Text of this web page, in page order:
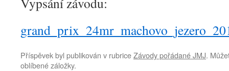
Příspěvek byl publikován v rubriceZávody pořádané JMJ.
oblíbené záložky.